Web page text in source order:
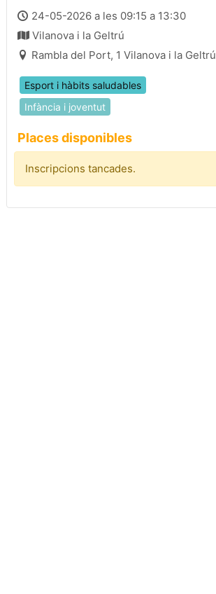
24-05-2026 a les 09:15 a 13:30
Vilanova i la Geltrú
Rambla del Port, 1 Vilanova i la Geltrú
Esport i hàbits saludables
Infància i joventut
Places disponibles
Inscripcions tancades.